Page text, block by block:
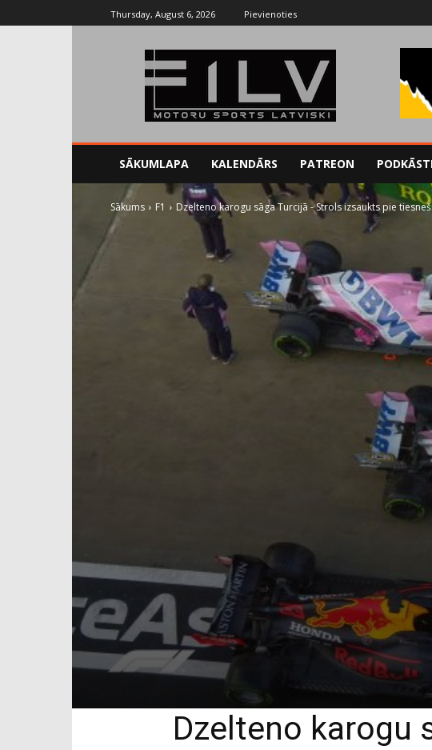
Thursday, August 6, 2026 Pievienoties
SĀKUMLAPA KALENDĀRS PATREON
Sākums F1 Dzelteno karogu sāga Turcijā - Strols izsaukts pie
Dzelteno karogu